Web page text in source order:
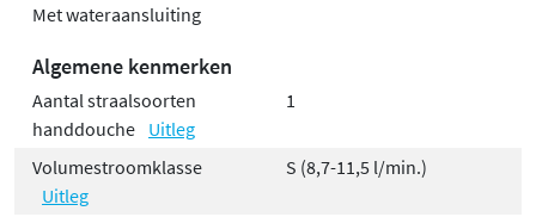
Met wateraansluiting
Algemene kenmerken
Aantal straalsoorten
handdouche Uitleg
1
Volumestroomklasse
Uitleg
S (8,7-11,5 l/min.)